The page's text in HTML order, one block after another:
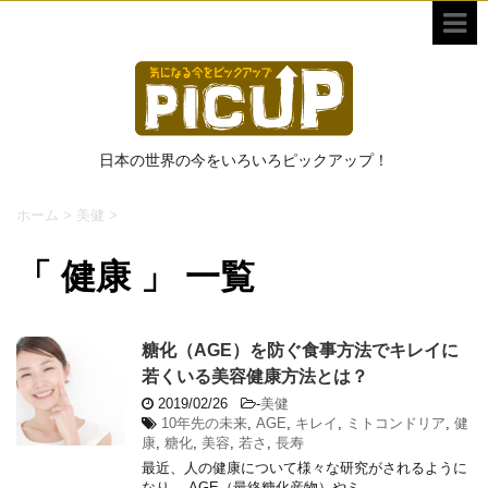
日本の世界の今をいろいろピックアップ！
ホーム > 美健 >
「 健康 」 一覧
糖化（AGE）を防ぐ食事方法でキレイに
若くいる美容健康方法とは？
2019/02/26 -美健
10年先の未来 AGE キレイ ミトコンドリア 健
康 糖化 美容 若さ
長寿
最近、人の健康について様々な研究がされるように